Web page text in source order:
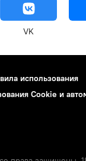
VK
использования
Cookie и